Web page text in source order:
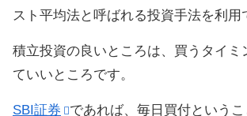
スト平均法と呼ばれる投資手法を利用
積立投資の良いところは、買うタイミ
ていいところです。
SBI証券 であれば、毎日買付というこ